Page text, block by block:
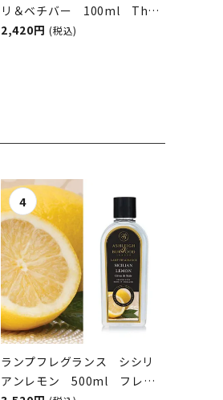
リ＆ベチバー 100ml The
Scented Home by Ashleigh
2,420円 (税込)
ランプフレグランス シシリ
アンレモン 500ml フレグ